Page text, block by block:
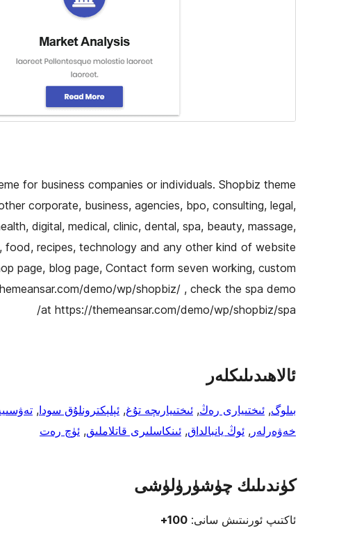
for business companies or individuals. Shopbiz theme
corporate, business, agencies, bpo, consulting, legal,
digital, medical, clinic, dental, spa, beauty, massage,
food, recipes, technology and any other kind of website
page, blog page, Contact form seven working, custom
demo/wp/shopbiz/ , check the spa demo
at https://themeansar.com/demo/wp/shopbiz/spa/
ئالاھىدىلىكلەر
بىلوگ, ئىختىيارى رەڭ, ئىختىيارىچە تۇغ, ئېلېكترونلۇق سودا,
خەۋەرلەر , ئوڭ يانبالداق, ئىنكاسلىرى قاتلاملىق, ئۈچ رەت
كۈندىلىك چۈشۈرۈلۈشى
ئاكتىپ ئورنىتىش سانى: 100+